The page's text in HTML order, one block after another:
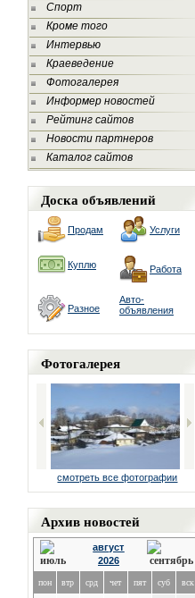
Спорт
Кроме того
Интервью
Краеведение
Фотогалерея
Информер новостей
Рейтинг сайтов
Новости партнеров
Каталог сайтов
Доска объявлений
Продам Услуги
Куплю Работа
Разное
Авто-
объявления
Фотогалерея
смотреть все фотографии
Архив новостей
август
2026
пон втр срд чет пят суб вск